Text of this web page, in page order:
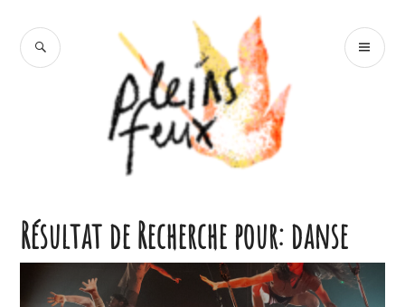
contenu
Pleins Feux
RECHERCHE
Résultat de Recherche pour:danse